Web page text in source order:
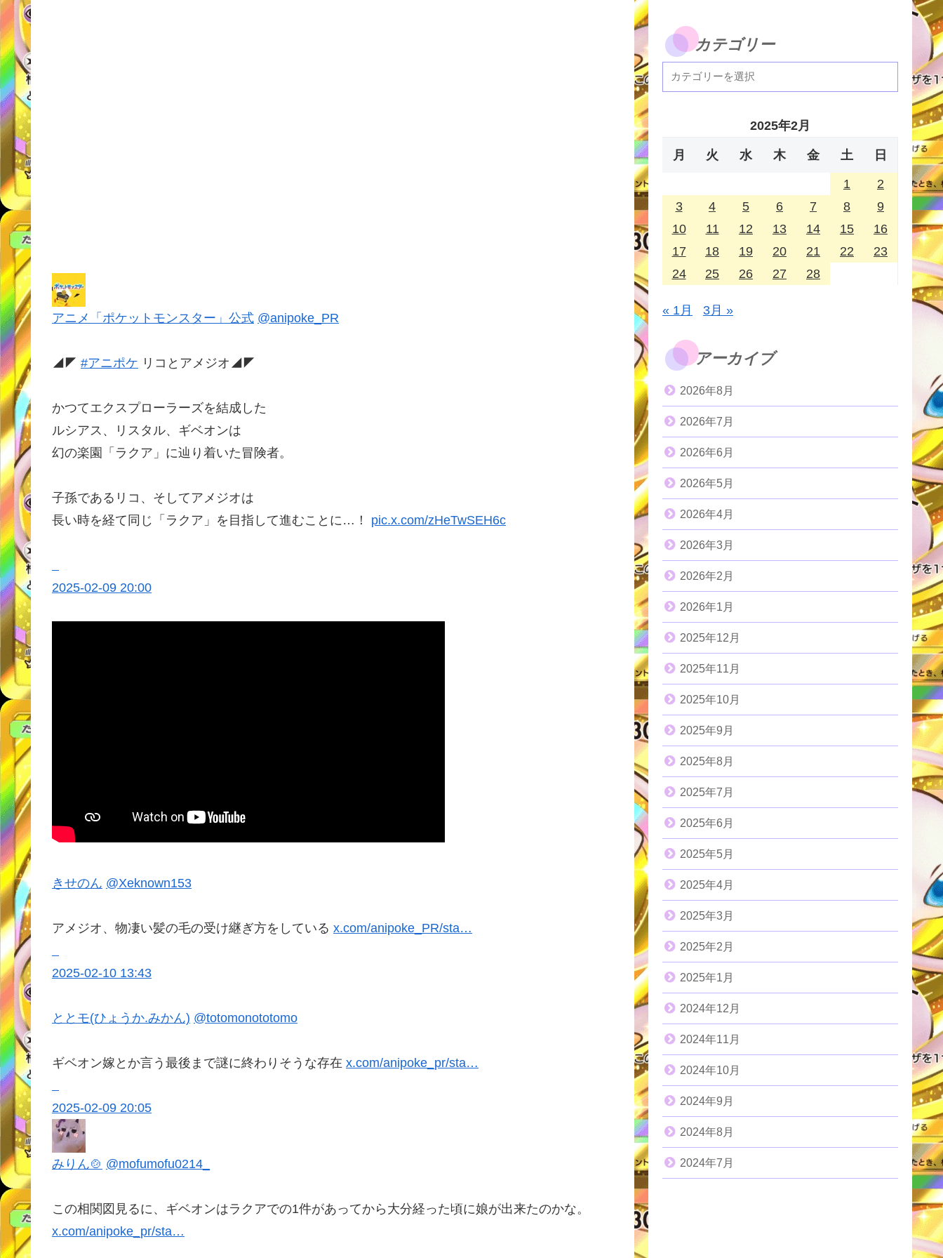
アニメ「ポケットモンスター」公式 @anipoke_PR
◢◤ #アニポケ リコとアメジオ◢◤
かつてエクスプローラーズを結成した
ルシアス、リスタル、ギベオンは
幻の楽園「ラクア」に辿り着いた冒険者。
子孫であるリコ、そしてアメジオは
長い時を経て同じ「ラクア」を目指して進むことに…！ pic.x.com/zHeTwSEH6c
2025-02-09 20:00
きせのん @Xeknown153
アメジオ、物凄い髪の毛の受け継ぎ方をしている x.com/anipoke_PR/sta…
2025-02-10 13:43
ととモ(ひょうか.みかん) @totomonototomo
ギベオン嫁とか言う最後まで謎に終わりそうな存在 x.com/anipoke_pr/sta…
2025-02-09 20:05
みりん🍲 @mofumofu0214_
この相関図見るに、ギベオンはラクアでの1件があってから大分経った頃に娘が出来たのかな。
x.com/anipoke_pr/sta…
カテゴリー
2025年2月
月 火 水 木 金 土 日
1
2
3
4 5 6 7 8
9
10
11 12 13 14 15
16
17
18 19 20 21 22
23
24
25 26 27 28
« 1月 3月 »
アーカイブ
2026年8月
2026年7月
2026年6月
2026年5月
2026年4月
2026年3月
2026年2月
2026年1月
2025年12月
2025年11月
2025年10月
2025年9月
2025年8月
2025年7月
2025年6月
2025年5月
2025年4月
2025年3月
2025年2月
2025年1月
2024年12月
2024年11月
2024年10月
2024年9月
2024年8月
2024年7月